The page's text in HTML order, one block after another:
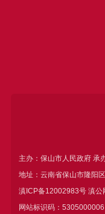
主办：保山市人民政府 承
地址：云南省保山市隆阳
滇ICP备12002983号滇公
网站标识码：